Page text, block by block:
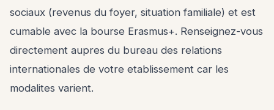
sociaux (revenus du foyer, situation familiale) et est
cumable avec la bourse Erasmus+. Renseignez-vous
directement aupres du bureau des relations
internationales de votre etablissement car les
modalites varient.